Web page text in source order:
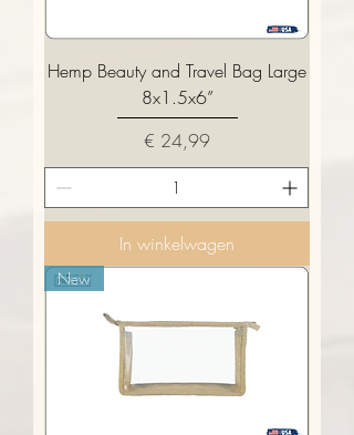
Hemp Beauty and Travel Bag Large
8x1.5x6”
Prijs
€ 24,99
In winkelwagen
New